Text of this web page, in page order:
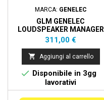
MARCA: GENELEC
GLM GENELEC
LOUDSPEAKER MANAGER
USER KIT
Prezzo
311,00 €
 Aggiungi al carrello
 Disponibile in 3gg
lavorativi